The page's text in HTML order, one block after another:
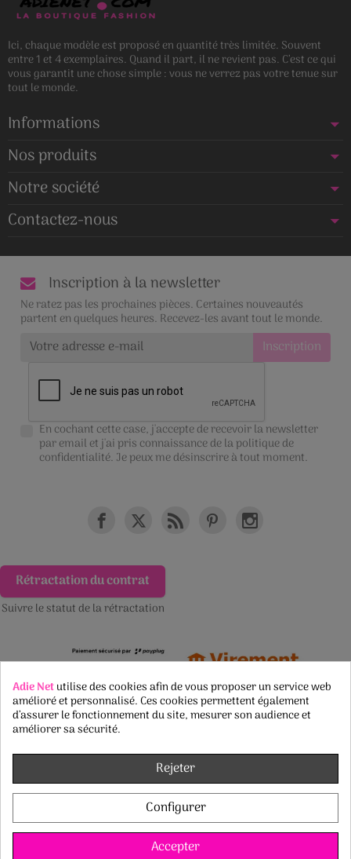
Ici, chaque modèle est proposé en quantité très limitée. Souvent
entre 1 et 4 exemplaires. Quand il part, il ne revient pas. C’est ce qui
vous garantit une chose simple : vous ne verrez pas votre tenue sur
tout le monde.
Informations
Nos produits
Notre société
Contactez-nous
Inscription à la newsletter
Ne ratez pas les prochaines pièces. Certaines nouveautés
partent en quelques heures. Recevez-les avant tout le monde.
En cochant cette case, j'accepte de recevoir la newsletter
par email et j'ai pris connaissance de lapolitique de
confidentialité. Je peux me désinscrire à tout moment.
Rétractation du contrat
Suivre le statut de la rétractation
Adie Netutilise des cookies afin de vous proposer un service web
amélioré et personnalisé. Ces cookies permettent également
d’assurer le fonctionnement du site, mesurer son audience et
améliorer sa sécurité.
Rejeter
Configurer
Accepter